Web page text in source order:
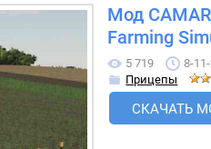
Мод
Farming
5 719
8-
Прицепы
СКАЧАТЬ